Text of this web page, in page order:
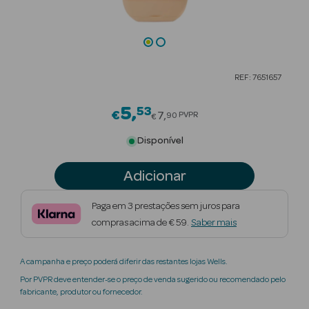
Beauty Season
Nutricosmética
Perfumes
Beauty Season
REF: 7651657
€5 53Price reduced from
€ 7 90 PVPR
Disponível
Adicionar
Paga em 3 prestações sem juros para
compras acima de € 59. Saber mais
A campanha e preço poderá diferir das restantes lojas Wells.
Por PVPR deve entender-se o preço de venda sugerido ou recomendado pelo
fabricante, produtor ou fornecedor.